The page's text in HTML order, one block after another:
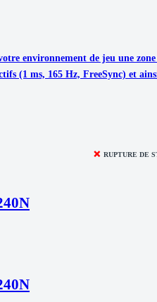
environnement de jeu une
(1 ms, 165 Hz, FreeSync) et
❌ RUPTURE DE